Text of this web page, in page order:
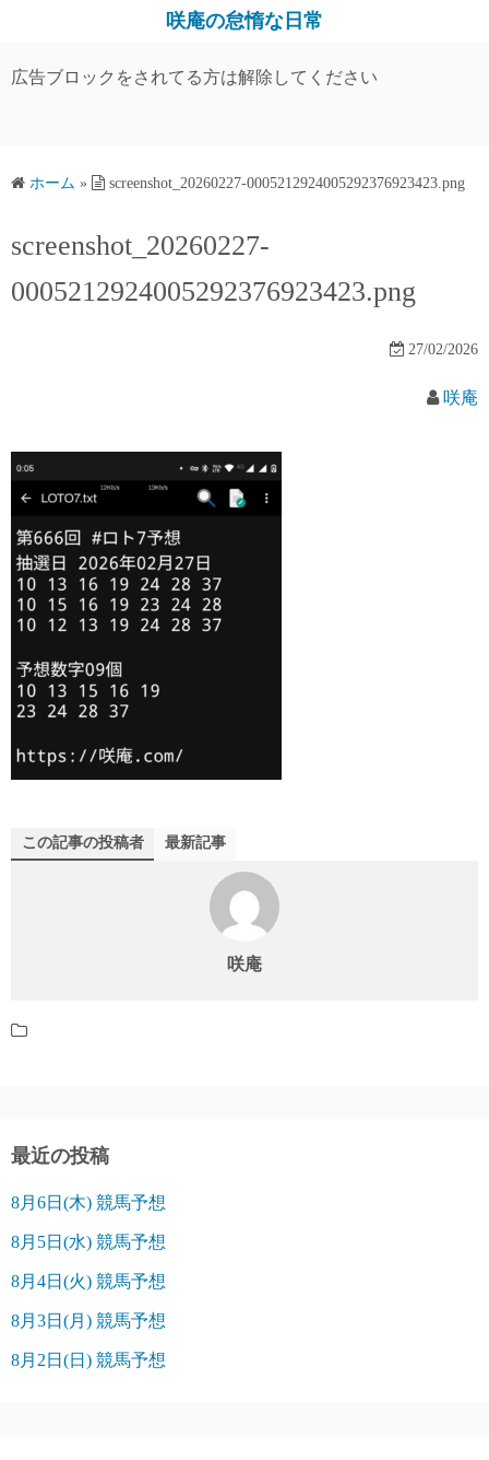
テ
ス
ッ
咲庵の怠惰な日常
広告ブロックをされてる方は解除してください
ホーム » screenshot_20260227-0005212924005292376923423.png
screenshot_20260227-
0005212924005292376923423.png
27/02/2026
咲庵
この記事の投稿者 最新記事
咲庵
最近の投稿
8月6日(木) 競馬予想
8月5日(水) 競馬予想
8月4日(火) 競馬予想
8月3日(月) 競馬予想
8月2日(日) 競馬予想